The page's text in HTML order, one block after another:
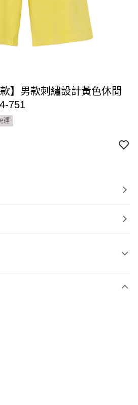
】男款刺繡設計黃色休閒
751
運